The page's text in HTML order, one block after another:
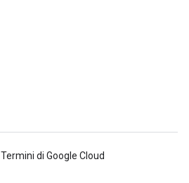
Termini di Google Cloud